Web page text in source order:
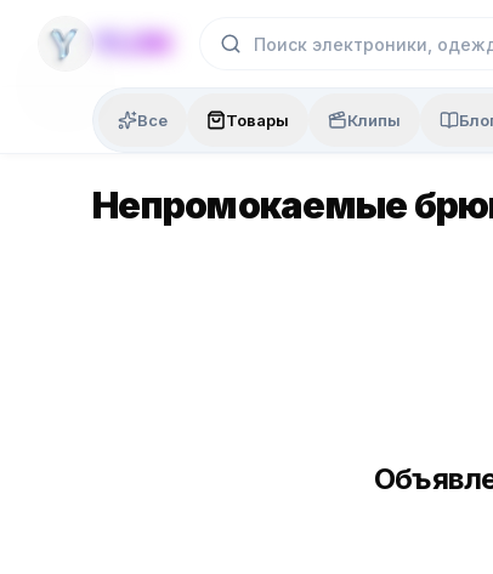
YLON
Все Товары Клипы
Непромокаемые